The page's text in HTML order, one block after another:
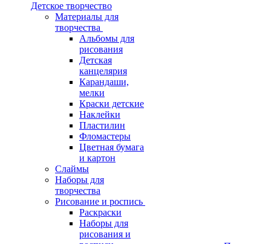
Детское творчество
Материалы для
творчества
Альбомы для
рисования
Детская
канцелярия
Карандаши,
мелки
Краски детские
Наклейки
Пластилин
Фломастеры
Цветная бумага
и картон
Слаймы
Наборы для
творчества
Рисование и роспись
Раскраски
Наборы для
рисования и